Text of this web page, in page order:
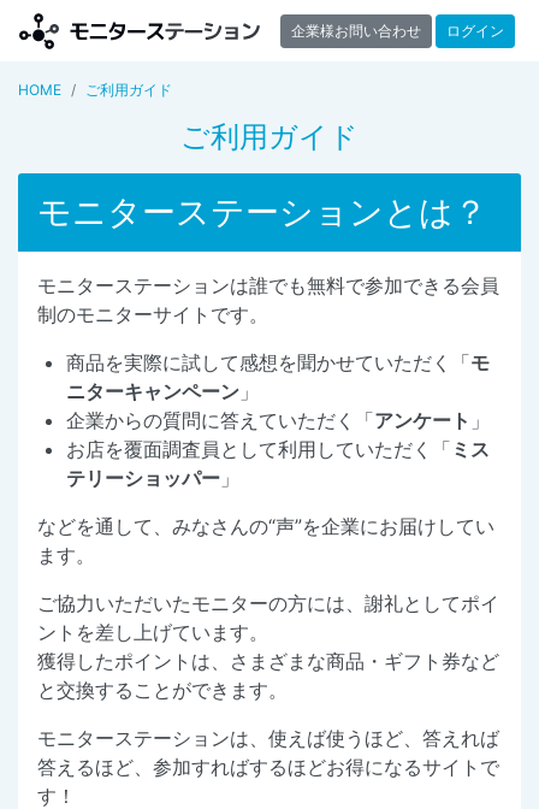
企業様お問い合わせ ログイン
HOME ご利用ガイド
ご利用ガイド
モニターステーションとは？
モニターステーションは誰でも無料で参加できる会員
制のモニターサイトです。
商品を実際に試して感想を聞かせていただく「モ
ニターキャンペーン 」
企業からの質問に答えていただく「アンケート 」
お店を覆面調査員として利用していただく「 ミス
テリーショッパー 」
などを通して、みなさんの“声”を企業にお届けしてい
ます。
ご協力いただいたモニターの方には、謝礼としてポイ
ントを差し上げています。
獲得したポイントは、さまざまな商品・ギフト券など
と交換することができます。
モニターステーションは、使えば使うほど、答えれば
答えるほど、参加すればするほどお得になるサイトで
す！